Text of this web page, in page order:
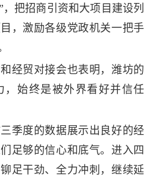
把招商引资和大项目建设列
，激励各级党政机关一把手
贸对接会也表明，潍坊的
，始终是被外界看好并信任
度的数据展示出良好的经
足够的信心和底气。进入四
足干劲、全力冲刺，继续延